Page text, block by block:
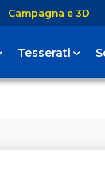
Campagna e 3D
Tesserati